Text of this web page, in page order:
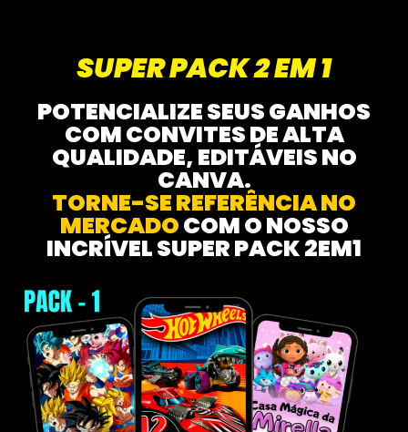
SUPER PACK 2 EM 1
POTENCIALIZE SEUS GANHOS
COM CONVITES DE ALTA
QUALIDADE, EDITÁVEIS NO
CANVA.
TORNE-SE REFERÊNCIA NO
MERCADOCOM O NOSSO
INCRÍVEL SUPER PACK 2EM1